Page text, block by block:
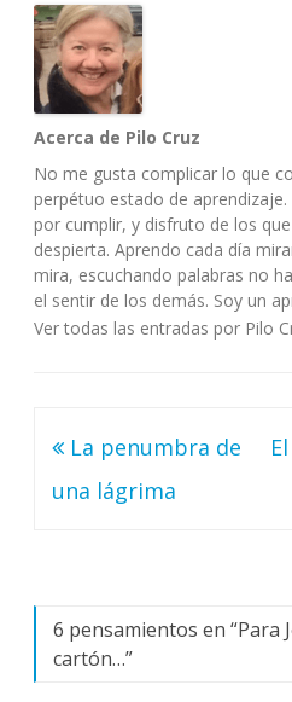
Acerca de Pilo Cruz
No me gusta complicar lo que
perpétuo estado de
por cumplir, y disfruto de los
despierta. Aprendo cada día
mira, escuchando palabras no
el sentir de los demás. Soy un
Ver todas las entradas por Pilo
Navegación
de
La penumbra de
una lágrima
6 pensamientos en “Para
cartón…”